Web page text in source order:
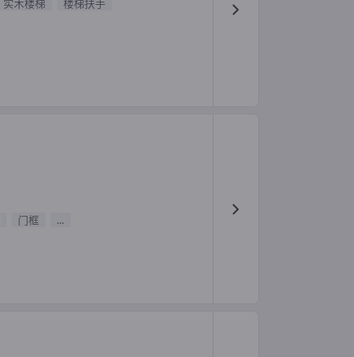
实木楼梯
楼梯扶手
门框 ...